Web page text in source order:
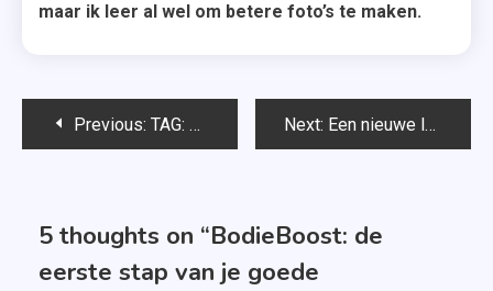
maar ik leer al wel om betere foto’s te maken.
Bericht
Previous: TAG: The Wonderfull Project Next: Een nieuwe lay-out
5 thoughts on “BodieBoost: de
eerste stap van je goede